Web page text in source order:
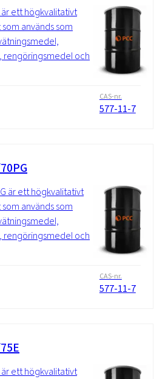
är ett högkvalitativt
används som
och
CAS-nr.
577-11-7
är ett högkvalitativt
används som
och
CAS-nr.
577-11-7
är ett högkvalitativt